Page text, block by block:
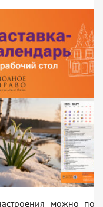
можно